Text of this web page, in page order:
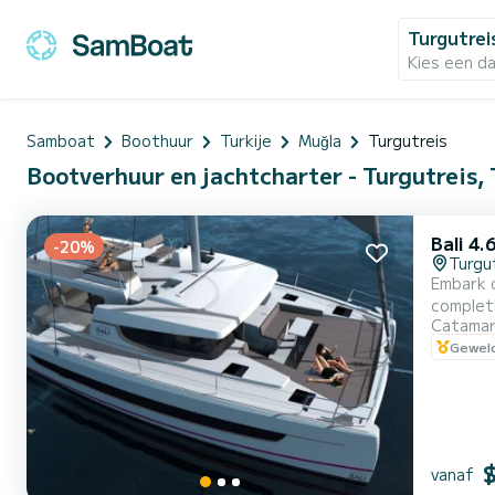
Kies een
Samboat Boothuur Turkije Muğla Turgutreis
Bootverhuur en jachtcharter - Turgutreis,
-20% Bali 4.6
complete comfort and
of 14
vanaf